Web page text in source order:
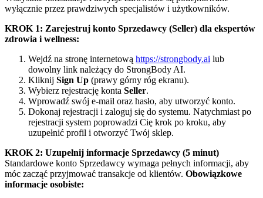
wyłącznie przez prawdziwych specjalistów i użytkowników.
KROK 1: Zarejestruj konto Sprzedawcy (Seller) dla ekspertów
zdrowia i wellness:
Wejdź na stronę internetową https://strongbody.ai lub
dowolny link należący do StrongBody AI.
Kliknij Sign Up (prawy górny róg ekranu).
Wybierz rejestrację konta Seller.
Wprowadź swój e-mail oraz hasło, aby utworzyć konto.
Dokonaj rejestracji i zaloguj się do systemu. Natychmiast po
rejestracji system poprowadzi Cię krok po kroku, aby
uzupełnić profil i otworzyć Twój sklep.
KROK 2: Uzupełnij informacje Sprzedawcy (5 minut)
Standardowe konto Sprzedawcy wymaga pełnych informacji, aby
móc zacząć przyjmować transakcje od klientów. Obowiązkowe
informacje osobiste: